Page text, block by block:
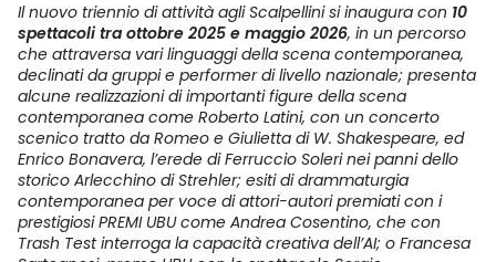
Il nuovo triennio di attività agli Scalpellini si inaugura con 10
spettacoli tra ottobre 2025 e maggio 2026, in un percorso
che attraversa vari linguaggi della scena contemporanea,
declinati da gruppi e performer di livello nazionale; presenta
alcune realizzazioni di importanti figure della scena
contemporanea come Roberto Latini, con un concerto
scenico tratto da Romeo e Giulietta di W. Shakespeare, ed
Enrico Bonavera, l’erede di Ferruccio Soleri nei panni dello
storico Arlecchino di Strehler; esiti di drammaturgia
contemporanea per voce di attori-autori premiati con i
prestigiosi PREMI UBU come Andrea Cosentino, che con
Trash Test interroga la capacità creativa dell’AI; o Francesa